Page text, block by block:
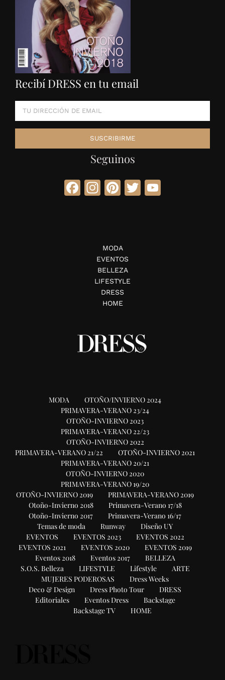
Recibí DRESS en tu email
Seguinos
Facebook
Instagram
Pinterest
Twitter
MODA
EVENTOS
BELLEZA
LIFESTYLE
DRESS
HOME
MODA
OTOÑO/INVIERNO 2024
PRIMAVERA-VERANO 23/24
OTOÑO-INVIERNO 2023
PRIMAVERA-VERANO 22/23
OTOÑO-INVIERNO 2022
PRIMAVERA-VERANO 21/22
OTOÑO-INVIERNO 2021
PRIMAVERA-VERANO 20/21
OTOÑO-INVIERNO 2020
PRIMAVERA-VERANO 19/20
OTOÑO-INVIERNO 2019
PRIMAVERA-VERANO 2019
Otoño-Invierno 2018
Primavera-Verano 17/18
Otoño-Invierno 2017
Primavera-Verano 16/17
Temas de moda
Runway
Diseño UY
EVENTOS
EVENTOS 2023
EVENTOS 2022
EVENTOS 2021
EVENTOS 2020
EVENTOS 2019
Eventos 2018
Eventos 2017
BELLEZA
S.O.S. Belleza
LIFESTYLE Lifestyle
ARTE
MUJERES PODEROSAS
Dress Weeks
Deco & Design
Dress Photo Tour
DRESS
Editoriales
Eventos Dress
Backstage
Backstage TV
HOME